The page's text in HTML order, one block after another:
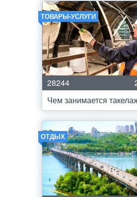
ТОВАРЫ-УСЛУГИ
28244
Чем занимается
ОТДЫХ